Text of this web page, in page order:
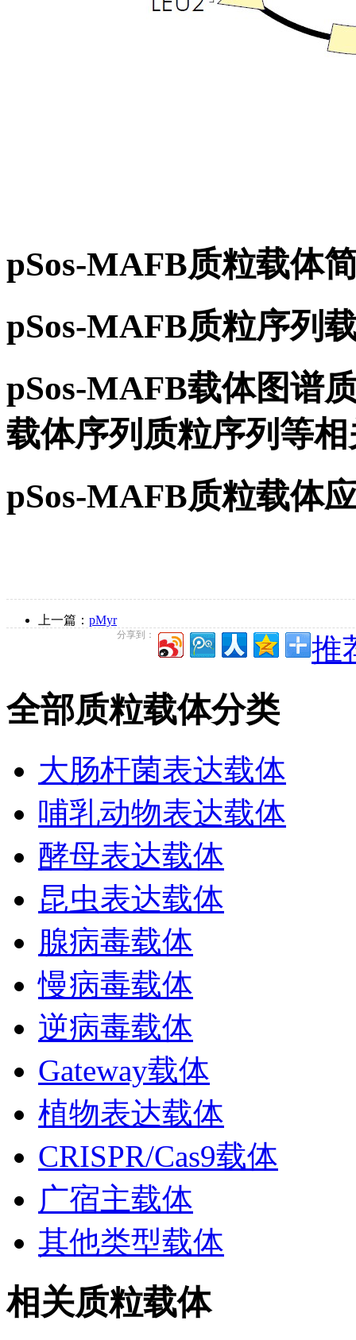
pSos-MAFB质粒载体
pSos-MAFB质粒序列
pSos-MAFB载体图谱
载体序列质粒序列等
pSos-MAFB质粒载体
上一篇： pMyr
分享到： 推
全部质粒载体分类
大肠杆菌表达载体
哺乳动物表达载体
酵母表达载体
昆虫表达载体
腺病毒载体
慢病毒载体
逆病毒载体
Gateway载体
植物表达载体
CRISPR/Cas9载体
广宿主载体
其他类型载体
相关质粒载体